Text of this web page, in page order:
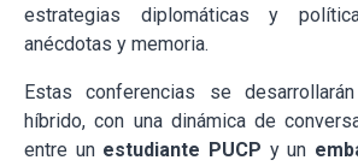
estrategias diplomáticas y
anécdotas y memoria.
Estas conferencias se
híbrido, con una dinámica de
entre un estudiante PUCP y un